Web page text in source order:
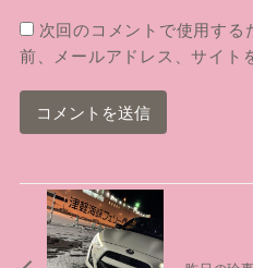
次回のコメントで使用する
前、メールアドレス、サイト